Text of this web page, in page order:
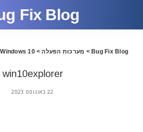
Fix Blog
Bug Fix Blog
> מערכות הפעלה >
Windows 10
win10explorer
22 באוגוסט 2023